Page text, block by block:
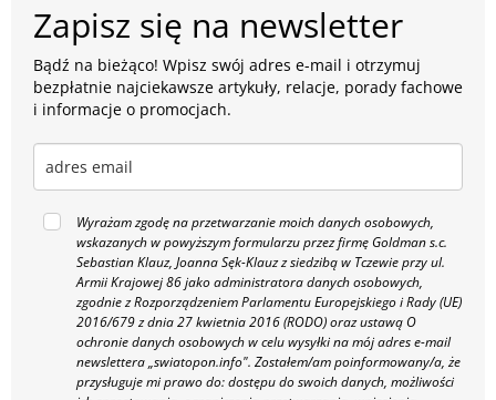
Zapisz się na newsletter
Bądź na bieżąco! Wpisz swój adres e-mail i otrzymuj
bezpłatnie najciekawsze artykuły, relacje, porady fachowe
i informacje o promocjach.
Wyrażam zgodę na przetwarzanie moich danych osobowych,
wskazanych w powyższym formularzu przez firmę Goldman s.c.
Sebastian Klauz, Joanna Sęk-Klauz z siedzibą w Tczewie przy ul.
Armii Krajowej 86 jako administratora danych osobowych,
zgodnie z Rozporządzeniem Parlamentu Europejskiego i Rady (UE)
2016/679 z dnia 27 kwietnia 2016 (RODO) oraz ustawą O
ochronie danych osobowych w celu wysyłki na mój adres e-mail
newslettera „swiatopon.info". Zostałem/am poinformowany/a, że
przysługuje mi prawo do: dostępu do swoich danych, możliwości